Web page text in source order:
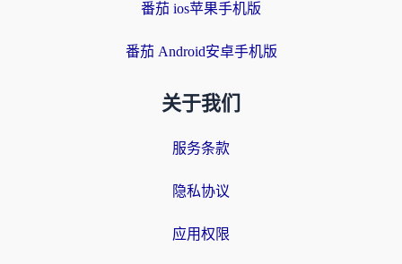
番茄 ios苹果手机版
番茄 Android安卓手机版
关于我们
服务条款
隐私协议
应用权限